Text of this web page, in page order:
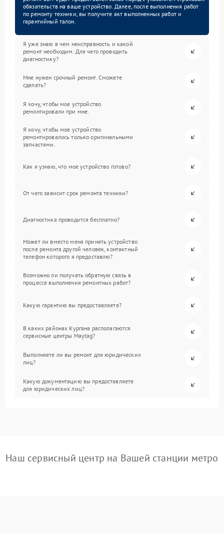
обязательств на ваше устройство. Далее, после выполнения работ
по ремонту техники, вы получите акт выполненных работ и
гарантийный талон.
Я уже знаю в чем неисправность и какой
ремонт необходим. Для чего проводить
диагностику?
Мне нужен срочный ремонт. Сможете
сделать?
Я хочу, чтобы мое устройство
ремонтировали при мне.
Я хочу, чтобы мое устройство
ремонтировалось только оригинальными
запчастями.
Как я узнаю, что мое устройство готово?
От чего зависит срок ремонта техники?
Диагностика проводится бесплатно?
Может ли вместо меня принять устройство
после ремонта другой человек, контактный
телефон которого я предоставлю?
Возможно ли получать обратную связь в
процессе выполнения ремонтных работ?
Какую гарантию вы предоставляете?
В каких районах Кургана располагаются
сервисные центры Maytag?
Выполняете ли вы ремонт для юридических
лиц?
Какую документацию вы предоставляете
для юридических лиц?
Наш сервисный центр на Вашей станции метро